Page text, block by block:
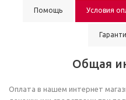
Помощь Условия
Общая
Оплата в нашем интернет